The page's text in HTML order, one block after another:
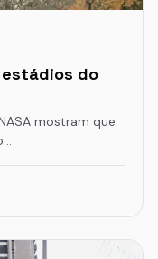
estádios do
mostram que